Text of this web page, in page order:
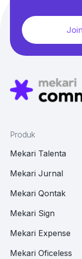
Produk
Mekari Talenta
Mekari Jurnal
Mekari Qontak
Mekari Sign
Mekari Expense
Mekari Oficeless